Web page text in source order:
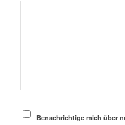
Benachrichtige mich über